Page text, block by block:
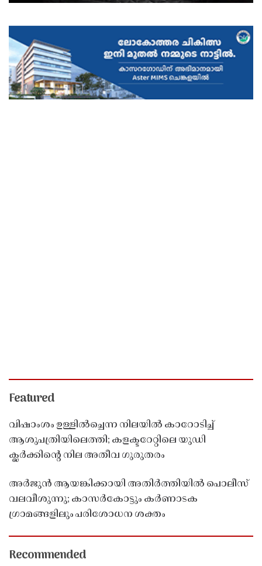
Featured
വിഷാംശം ഉള്ളിൽച്ചെന്ന നിലയിൽ കാറോടിച്ച്
ആശുപത്രിയിലെത്തി; കളക്ടറേറ്റിലെ യുഡി
ക്ലർക്കിൻ്റെ നില അതീവ ഗുരുതരം
അർജുൻ ആയങ്കിക്കായി അതിർത്തിയിൽ പൊലീസ്
വലവീശുന്നു; കാസർകോട്ടും കർണാടക
ഗ്രാമങ്ങളിലും പരിശോധന ശക്തം
Recommended